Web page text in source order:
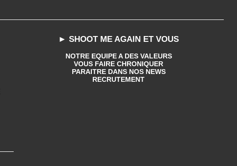
► SHOOT ME AGAIN ET VOUS
NOTRE EQUIPE A DES VALEURS
VOUS FAIRE CHRONIQUER
PARAITRE DANS NOS NEWS
RECRUTEMENT